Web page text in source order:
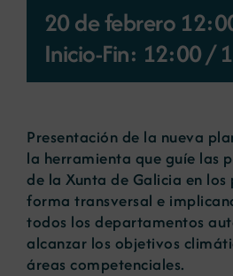
Noticias
Contacto
20 de febrero
Inicio-Fin: 12:00/
Presentación de la nueva
la herramienta que guíe las
de la Xunta de Galicia en los
forma transversal e
todos los departamentos
alcanzar los objetivos
áreas competenciales.